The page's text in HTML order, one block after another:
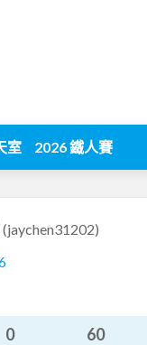
室 2026 鐵人賽
(jaychen31202)
0 60